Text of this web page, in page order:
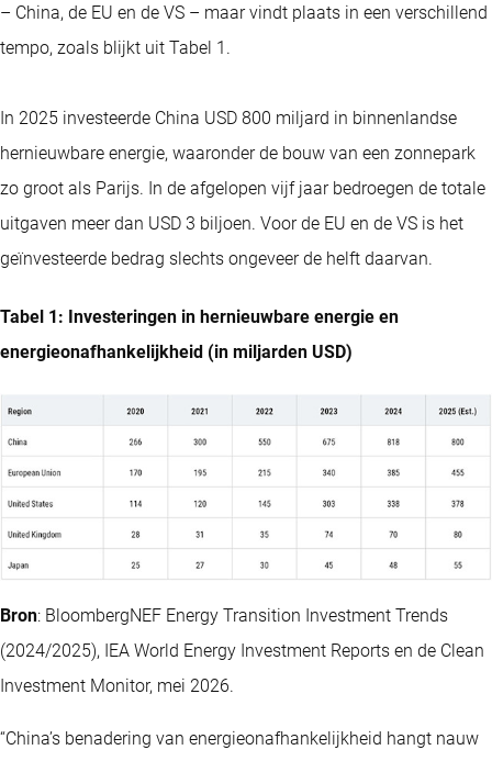
– China, de EU en de VS – maar vindt plaats in een verschillend
tempo, zoals blijkt uit Tabel 1.
In 2025 investeerde China USD 800 miljard in binnenlandse
hernieuwbare energie, waaronder de bouw van een zonnepark
zo groot als Parijs. In de afgelopen vijf jaar bedroegen de totale
uitgaven meer dan USD 3 biljoen. Voor de EU en de VS is het
geïnvesteerde bedrag slechts ongeveer de helft daarvan.
Tabel 1: Investeringen in hernieuwbare energie en
energieonafhankelijkheid (in miljarden USD)
Bron: BloombergNEF Energy Transition Investment Trends
(2024/2025), IEA World Energy Investment Reports en de Clean
Investment Monitor, mei 2026.
“China’s benadering van energieonafhankelijkheid hangt nauw